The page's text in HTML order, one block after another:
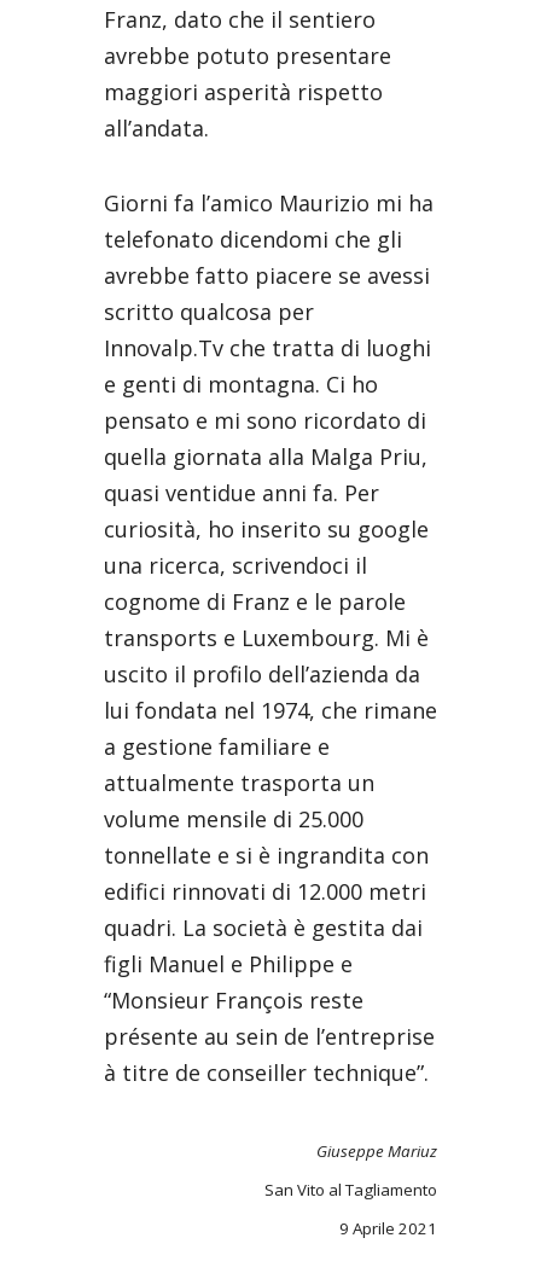
Franz, dato che il sentiero
avrebbe potuto presentare
maggiori asperità rispetto
all’andata.
Giorni fa l’amico Maurizio mi ha
telefonato dicendomi che gli
avrebbe fatto piacere se avessi
scritto qualcosa per
Innovalp.Tv che tratta di luoghi
e genti di montagna. Ci ho
pensato e mi sono ricordato di
quella giornata alla Malga Priu,
quasi ventidue anni fa. Per
curiosità, ho inserito su google
una ricerca, scrivendoci il
cognome di Franz e le parole
transports e Luxembourg. Mi è
uscito il profilo dell’azienda da
lui fondata nel 1974, che rimane
a gestione familiare e
attualmente trasporta un
volume mensile di 25.000
tonnellate e si è ingrandita con
edifici rinnovati di 12.000 metri
quadri. La società è gestita dai
figli Manuel e Philippe e
“Monsieur François reste
présente au sein de l’entreprise
à titre de conseiller technique”.
Giuseppe Mariuz
San Vito al Tagliamento
9 Aprile 2021